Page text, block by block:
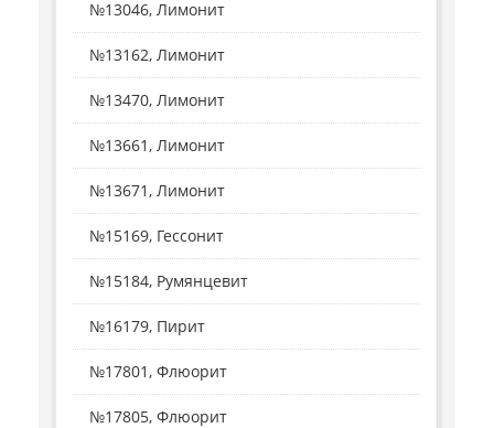
№13046, Лимонит
№13162, Лимонит
№13470, Лимонит
№13661, Лимонит
№13671, Лимонит
№15169, Гессонит
№15184, Румянцевит
№16179, Пирит
№17801, Флюорит
№17805, Флюорит